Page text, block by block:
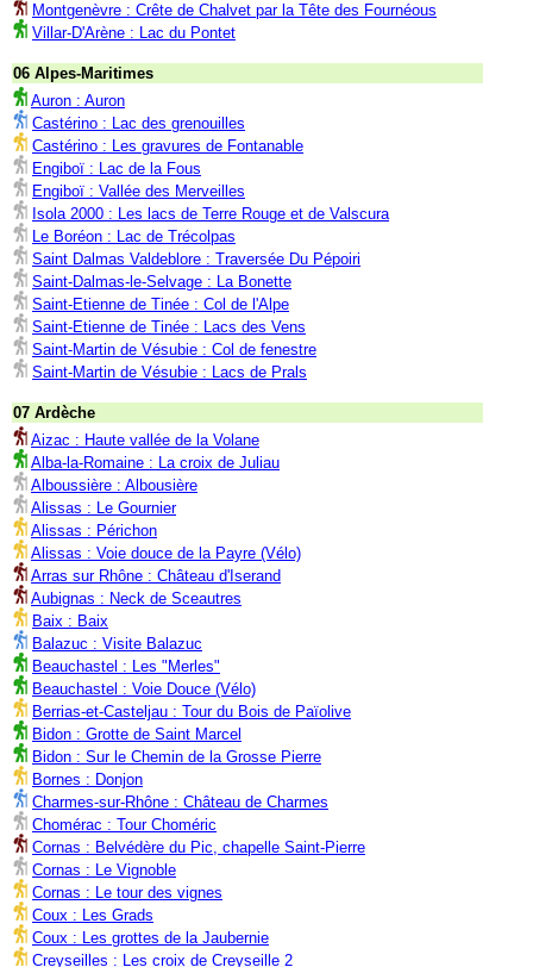
Montgenèvre : Crête de Chalvet par la Tête des Fournéous
Villar-D'Arène : Lac du Pontet
06 Alpes-Maritimes
Auron : Auron
Castérino : Lac des grenouilles
Castérino : Les gravures de Fontanable
Engiboï : Lac de la Fous
Engiboï : Vallée des Merveilles
Isola 2000 : Les lacs de Terre Rouge et de Valscura
Le Boréon : Lac de Trécolpas
Saint Dalmas Valdeblore : Traversée Du Pépoiri
Saint-Dalmas-le-Selvage : La Bonette
Saint-Etienne de Tinée : Col de l'Alpe
Saint-Etienne de Tinée : Lacs des Vens
Saint-Martin de Vésubie : Col de fenestre
Saint-Martin de Vésubie : Lacs de Prals
07 Ardèche
Aizac : Haute vallée de la Volane
Alba-la-Romaine : La croix de Juliau
Alboussière : Albousière
Alissas : Le Gournier
Alissas : Périchon
Alissas : Voie douce de la Payre (Vélo)
Arras sur Rhône : Château d'Iserand
Aubignas : Neck de Sceautres
Baix : Baix
Balazuc : Visite Balazuc
Beauchastel : Les "Merles"
Beauchastel : Voie Douce (Vélo)
Berrias-et-Casteljau : Tour du Bois de Païolive
Bidon : Grotte de Saint Marcel
Bidon : Sur le Chemin de la Grosse Pierre
Bornes : Donjon
Charmes-sur-Rhône : Château de Charmes
Chomérac : Tour Choméric
Cornas : Belvédère du Pic, chapelle Saint-Pierre
Cornas : Le Vignoble
Cornas : Le tour des vignes
Coux : Les Grads
Coux : Les grottes de la Jaubernie
Creyseilles : Les croix de Creyseille 2